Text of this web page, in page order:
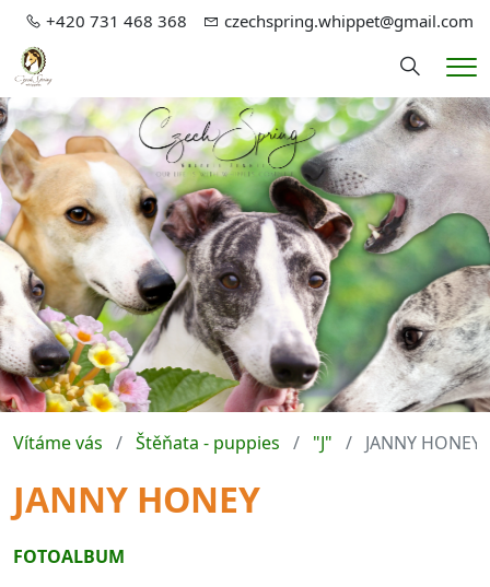
+420 731 468 368 czechspring.whippet@gmail.com
Hledání
Vítáme vás Štěňata - puppies "J" JANNY HONEY
JANNY HONEY
FOTOALBUM